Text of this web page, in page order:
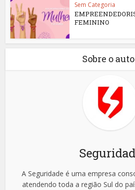
Sem Categoria
FEMININO
Sobre o
A Seguridade é uma empresa
atendendo toda a região Sul do